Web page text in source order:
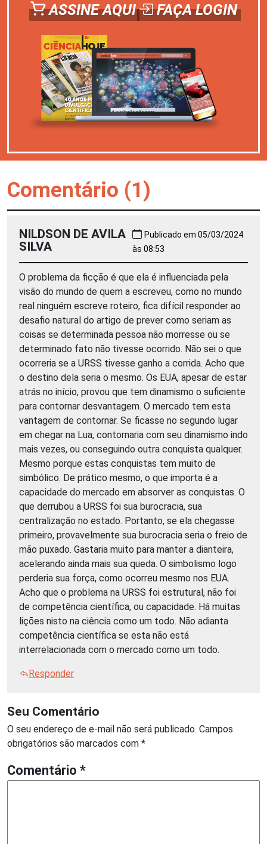
ASSINE AQUI FAÇA LOGIN
Comentário (1)
NILDSON DE AVILA
SILVA
Publicado em 05/03/2024
às 08:53
O problema da ficção é que ela é influenciada pela
visão do mundo de quem a escreveu, como no mundo
real ninguém escreve roteiro, fica difícil responder ao
desafio natural do artigo de prever como seriam as
coisas se determinada pessoa não morresse ou se
determinado fato não tivesse ocorrido. Não sei o que
ocorreria se a URSS tivesse ganho a corrida. Acho que
o destino dela seria o mesmo. Os EUA, apesar de estar
atrás no início, provou que tem dinamismo o suficiente
para contornar desvantagem. O mercado tem esta
vantagem de contornar. Se ficasse no segundo lugar
em chegar na Lua, contornaria com seu dinamismo indo
mais vezes, ou conseguindo outra conquista qualquer.
Mesmo porque estas conquistas tem muito de
simbólico. De prático mesmo, o que importa é a
capacidade do mercado em absorver as conquistas. O
que derrubou a URSS foi sua burocracia, sua
centralização no estado. Portanto, se ela chegasse
primeiro, provavelmente sua burocracia seria o freio de
mão puxado. Gastaria muito para manter a dianteira,
acelerando ainda mais sua queda. O simbolismo logo
perderia sua força, como ocorreu mesmo nos EUA.
Acho que o problema na URSS foi estrutural, não foi
de competência científica, ou capacidade. Há muitas
lições nisto na ciência como um todo. Não adianta
competência científica se esta não está
interrelacionada com o mercado como um todo.
Responder
Seu Comentário
O seu endereço de e-mail não será publicado. Campos
obrigatórios são marcados com *
Comentário *